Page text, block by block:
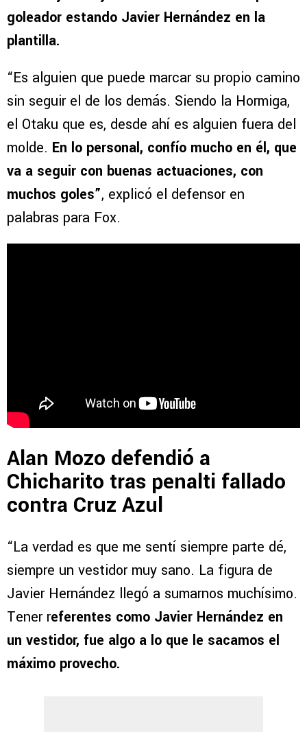
goleador estando Javier Hernández en la
plantilla.
“Es alguien que puede marcar su propio camino
sin seguir el de los demás. Siendo la Hormiga,
el Otaku que es, desde ahí es alguien fuera del
molde. En lo personal, confío mucho en él, que
va a seguir con buenas actuaciones, con
muchos goles”, explicó el defensor en
palabras para Fox.
Alan Mozo defendió a
Chicharito tras penalti fallado
contra Cruz Azul
“La verdad es que me sentí siempre parte dé,
siempre un vestidor muy sano. La figura de
Javier Hernández llegó a sumarnos muchísimo.
Tener referentes como Javier Hernández en
un vestidor, fue algo a lo que le sacamos el
máximo provecho.